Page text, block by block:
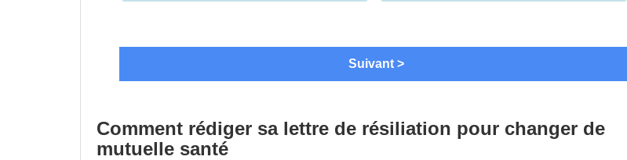
Comment rédiger sa lettre de résiliation pour changer de
mutuelle santé